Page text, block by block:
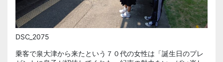
DSC_2075
乗客で泉大津から来たという７０代の女性は「誕生日のプレ